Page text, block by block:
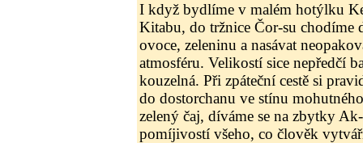
I když bydlíme v malém hotýlku
Kitabu, do tržnice Čor-su chodíme
ovoce, zeleninu a nasávat
atmosféru. Velikostí sice nepředčí
kouzelná. Při zpáteční cestě si
do dostorchanu ve stínu
zelený čaj, díváme se na zbytky
pomíjivostí všeho, co člověk